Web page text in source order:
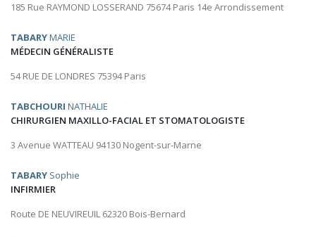
185 Rue RAYMOND LOSSERAND 75674 Paris 14e Arrondissement
TABARYMARIE
MÉDECIN GÉNÉRALISTE
54 RUE DE LONDRES 75394 Paris
TABCHOURI NATHALIE
CHIRURGIEN MAXILLO-FACIAL ET STOMATOLOGISTE
3 Avenue WATTEAU 94130 Nogent-sur-Marne
TABARY Sophie
INFIRMIER
Route DE NEUVIREUIL 62320 Bois-Bernard